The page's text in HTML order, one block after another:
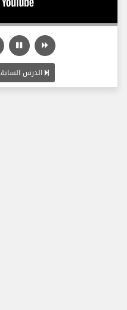
الدرس السابق